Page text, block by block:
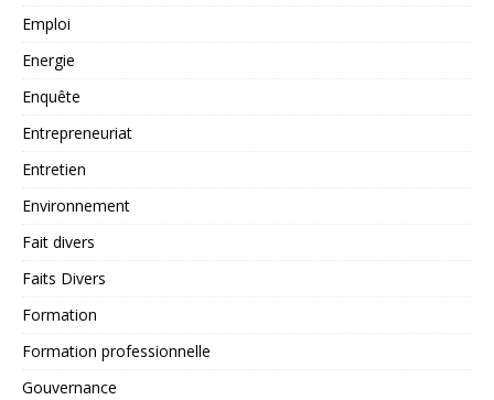
Emploi
Energie
Enquête
Entrepreneuriat
Entretien
Environnement
Fait divers
Faits Divers
Formation
Formation professionnelle
Gouvernance